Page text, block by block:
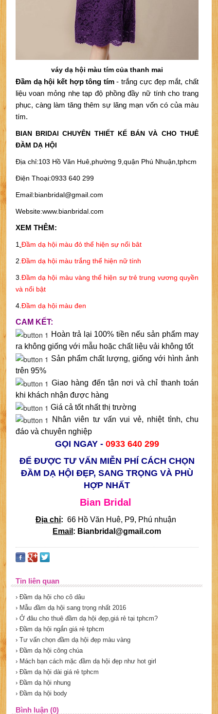
váy dạ hội màu tím của thanh mai
Đầm dạ hội kết hợp tông tím - trắng cực đẹp mắt, chất
liệu voan mỏng nhẹ tạp độ phồng đầy nữ tính cho trang
phục, càng làm tăng thêm sự lãng mạn vốn có của màu
tím.
BIAN BRIDAl CHUYÊN THIẾT KẾ BÁN VÀ CHO THUÊ
ĐẦM DẠ HỘI
Địa chỉ:103 Hồ Văn Huê,phường 9,quận Phú Nhuận,tphcm
Điện Thoại:0933 640 299
Email:bianbridal@gmail.com
Website:www.bianbridal.com
XEM THÊM:
1.Đầm dạ hội màu đỏ thể hiện sự nổi bât
2.Đầm dạ hội màu trắng thể hiện nữ tính
3.Đầm dạ hội màu vàng thể hiện sự trẻ trung vương quyền
và nổi bật
4.Đầm dạ hội màu đen
CAM KẾT:
Hoàn trả lại 100% tiền nếu sản phẩm may
ra không giống với mẫu hoặc chất liệu vải không tốt
Sản phẩm chất lượng, giống với hình ảnh
trên 95%
Giao hàng đến tận nơi và chỉ thanh toán
khi khách nhận được hàng
Giá cả tốt nhất thị trường
Nhân viên tư vấn vui vẻ, nhiệt tình, chu
đáo và chuyên nghiệp
GỌI NGAY - 0933 640 299
ĐỂ ĐƯỢC TƯ VẤN MIỄN PHÍ CÁCH CHỌN
ĐẦM DẠ HỘI ĐẸP, SANG TRỌNG VÀ PHÙ
HỢP NHẤT
Bian Bridal
Địa chỉ: 66 Hồ Văn Huê, P9, Phú nhuận
Email : Bianbridal@gmail.com
Tin liên quan
› Đầm dạ hội cho cô dâu
› Mẫu đầm dạ hội sang trọng nhất 2016
› Ở đâu cho thuê đầm dạ hội đẹp,giá rẻ tại tphcm?
› Đầm dạ hội ngắn giá rẻ tphcm
› Tư vấn chọn đầm dạ hội đẹp màu vàng
› Đầm dạ hội công chúa
› Mách bạn cách mặc đầm dạ hội đẹp như hot girl
› Đầm dạ hội dài giá rẻ tphcm
› Đầm dạ hội nhung
› Đầm dạ hội body
Bình luận (0)